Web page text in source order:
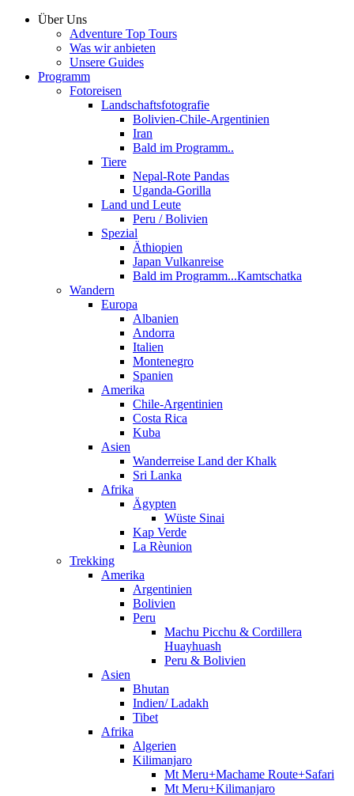
Über Uns
Adventure Top Tours
Was wir anbieten
Unsere Guides
Programm
Fotoreisen
Landschaftsfotografie
Bolivien-Chile-Argentinien
Iran
Bald im Programm..
Tiere
Nepal-Rote Pandas
Uganda-Gorilla
Land und Leute
Peru / Bolivien
Spezial
Äthiopien
Japan Vulkanreise
Bald im Programm...Kamtschatka
Wandern
Europa
Albanien
Andorra
Italien
Montenegro
Spanien
Amerika
Chile-Argentinien
Costa Rica
Kuba
Asien
Wanderreise Land der Khalk
Sri Lanka
Afrika
Ägypten
Wüste Sinai
Kap Verde
La Rèunion
Trekking
Amerika
Argentinien
Bolivien
Peru
Machu Picchu & Cordillera
Huayhuash
Peru & Bolivien
Asien
Bhutan
Indien/ Ladakh
Tibet
Afrika
Algerien
Kilimanjaro
Mt Meru+Machame Route+Safari
Mt Meru+Kilimanjaro